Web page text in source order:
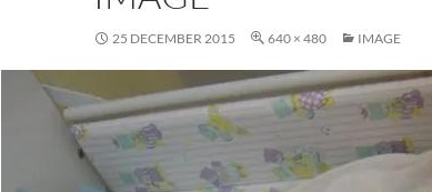
25 DECEMBER 2015 640 × 480 IMAGE